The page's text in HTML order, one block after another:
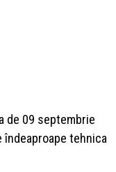
de 09 septembrie
tehnica